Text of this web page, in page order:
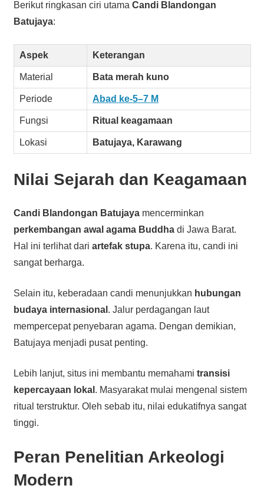
Berikut ringkasan ciri utama Candi Blandongan
Batujaya:
Aspek Keterangan
Material Bata merah kuno
Periode Abad ke-5–7 M
Fungsi Ritual keagamaan
Lokasi Batujaya, Karawang
Nilai Sejarah dan Keagamaan
Candi Blandongan Batujayamencerminkan
perkembangan awal agama Buddhadi Jawa Barat.
Hal ini terlihat dari artefak stupa. Karena itu, candi ini
sangat berharga.
Selain itu, keberadaan candi menunjukkan hubungan
budaya internasional . Jalur perdagangan laut
mempercepat penyebaran agama. Dengan demikian,
Batujaya menjadi pusat penting.
Lebih lanjut, situs ini membantu memahami transisi
kepercayaan lokal . Masyarakat mulai mengenal sistem
ritual terstruktur. Oleh sebab itu, nilai edukatifnya sangat
tinggi.
Peran Penelitian Arkeologi
Modern